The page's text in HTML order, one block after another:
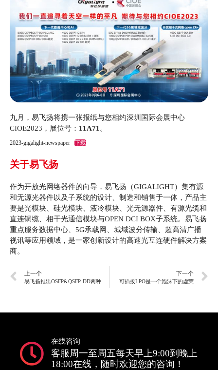
九月，易飞扬将携一张报纸与您相约深圳国际会展中心
CIOE2023，展位号： 11A71。
2023-gigalight-newspaper 下载
关于易飞扬
作为开放光网络器件的向导，易飞扬（GIGALIGHT）集有源
和无源光器件以及子系统的设计、制造和销售于一体，产品主
要是光模块、硅光模块、液冷模块、光无源器件、有源光缆和
直连铜缆、相干光通信模块与OPEN DCI BOX子系统。易飞扬
重点服务数据中心、5G承载网、城域波分传输、超高清广播
视讯等应用领域，是一家创新设计的高速光互连硬件解决方案
商。
上一个
易飞扬推出OSFP&QSFP-DD两种封装的800G VR8/SR8、400G VR4/SR4光模块和有源光缆
下一个
可插拔LPO是一个泡沫下的虚荣
在线咨询
客服周一至周五每天早上9:00到晚上
18:00在线，随时欢迎您的咨询！